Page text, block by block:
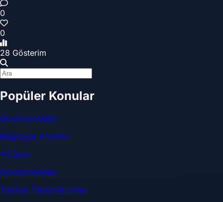
0
0
28 Gösterim
Popüler Konular
Gündemdekiler
Bilgisayar Arızaları
40 Soru
Gündemdekiler
Telefon Tablet Arızaları